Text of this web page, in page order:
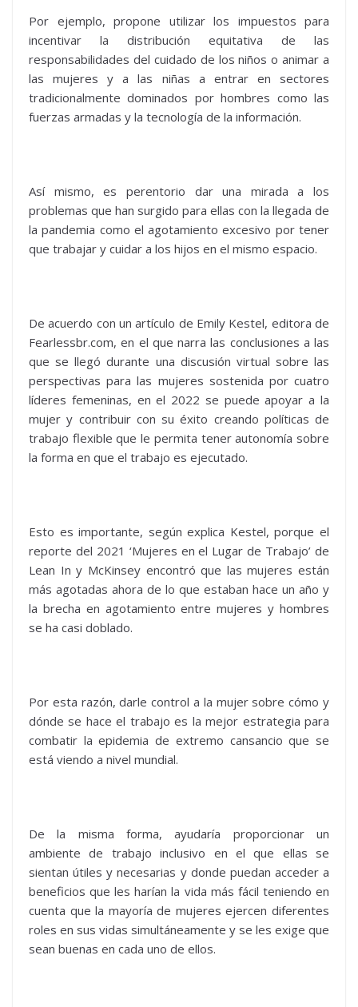
Por ejemplo, propone utilizar los impuestos para
incentivar la distribución equitativa de las
responsabilidades del cuidado de los niños o animar a
las mujeres y a las niñas a entrar en sectores
tradicionalmente dominados por hombres como las
fuerzas armadas y la tecnología de la información.
Así mismo, es perentorio dar una mirada a los
problemas que han surgido para ellas con la llegada de
la pandemia como el agotamiento excesivo por tener
que trabajar y cuidar a los hijos en el mismo espacio.
De acuerdo con un artículo de Emily Kestel, editora de
Fearlessbr.com, en el que narra las conclusiones a las
que se llegó durante una discusión virtual sobre las
perspectivas para las mujeres sostenida por cuatro
líderes femeninas, en el 2022 se puede apoyar a la
mujer y contribuir con su éxito creando políticas de
trabajo flexible que le permita tener autonomía sobre
la forma en que el trabajo es ejecutado.
Esto es importante, según explica Kestel, porque el
reporte del 2021 ‘Mujeres en el Lugar de Trabajo’ de
Lean In y McKinsey encontró que las mujeres están
más agotadas ahora de lo que estaban hace un año y
la brecha en agotamiento entre mujeres y hombres
se ha casi doblado.
Por esta razón, darle control a la mujer sobre cómo y
dónde se hace el trabajo es la mejor estrategia para
combatir la epidemia de extremo cansancio que se
está viendo a nivel mundial.
De la misma forma, ayudaría proporcionar un
ambiente de trabajo inclusivo en el que ellas se
sientan útiles y necesarias y donde puedan acceder a
beneficios que les harían la vida más fácil teniendo en
cuenta que la mayoría de mujeres ejercen diferentes
roles en sus vidas simultáneamente y se les exige que
sean buenas en cada uno de ellos.